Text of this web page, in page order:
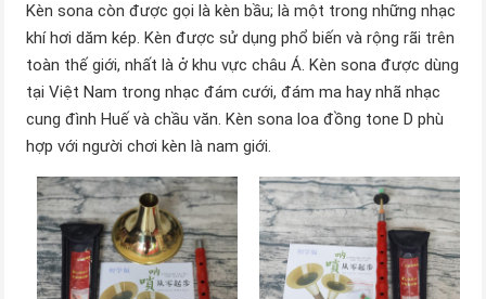
Kèn sona còn được gọi là kèn bầu; là một trong những nhạc
khí hơi dăm kép. Kèn được sử dụng phổ biến và rộng rãi trên
toàn thế giới, nhất là ở khu vực châu Á. Kèn sona được dùng
tại Việt Nam trong nhạc đám cưới, đám ma hay nhã nhạc
cung đình Huế và chầu văn. Kèn sona loa đồng tone D phù
hợp với người chơi kèn là nam giới.